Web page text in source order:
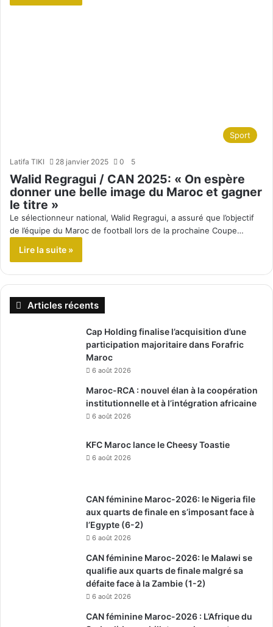
Sport
Latifa TIKI 28 janvier 2025 0 5
Walid Regragui / CAN 2025: « On espère
donner une belle image du Maroc et gagner
le titre »
Le sélectionneur national, Walid Regragui, a assuré que l’objectif
de l’équipe du Maroc de football lors de la prochaine Coupe…
Lire la suite »
Articles récents
Cap Holding finalise l’acquisition d’une
participation majoritaire dans Forafric
Maroc
6 août 2026
Maroc-RCA : nouvel élan à la coopération
institutionnelle et à l’intégration africaine
6 août 2026
KFC Maroc lance le Cheesy Toastie
6 août 2026
CAN féminine Maroc-2026: le Nigeria file
aux quarts de finale en s’imposant face à
l’Egypte (6-2)
6 août 2026
CAN féminine Maroc-2026: le Malawi se
qualifie aux quarts de finale malgré sa
défaite face à la Zambie (1-2)
6 août 2026
CAN féminine Maroc-2026 : L’Afrique du